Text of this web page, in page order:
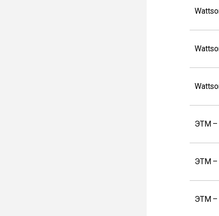
ЭТМ –
ЭТМ –
ЭТМ –